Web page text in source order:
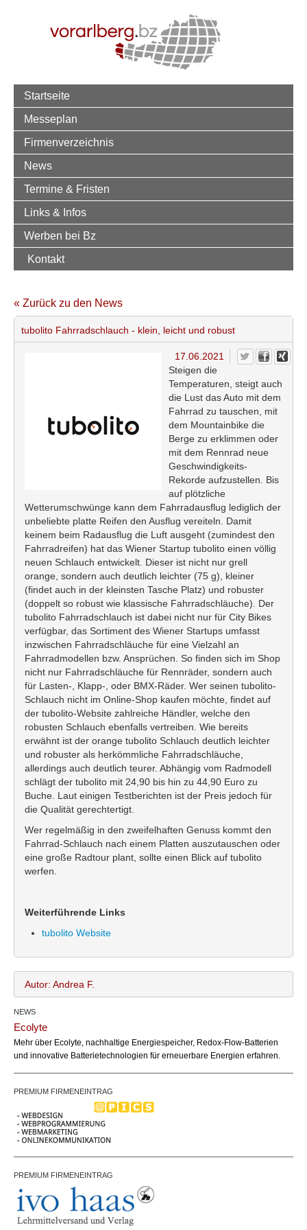
Startseite
Messeplan
Firmenverzeichnis
News
Termine & Fristen
Links & Infos
Werben bei Bz
Kontakt
« Zurück zu den News
tubolito Fahrradschlauch - klein, leicht und robust
17.06.2021
Steigen die
Temperaturen, steigt auch
die Lust das Auto mit dem
Fahrrad zu tauschen, mit
dem Mountainbike die
Berge zu erklimmen oder
mit dem Rennrad neue
Geschwindigkeits-
Rekorde aufzustellen. Bis
auf plötzliche
Wetterumschwünge kann dem Fahrradausflug lediglich der
unbeliebte platte Reifen den Ausflug vereiteln. Damit
keinem beim Radausflug die Luft ausgeht (zumindest den
Fahrradreifen) hat das Wiener Startup tubolito einen völlig
neuen Schlauch entwickelt. Dieser ist nicht nur grell
orange, sondern auch deutlich leichter (75 g), kleiner
(findet auch in der kleinsten Tasche Platz) und robuster
(doppelt so robust wie klassische Fahrradschläuche). Der
tubolito Fahrradschlauch ist dabei nicht nur für City Bikes
verfügbar, das Sortiment des Wiener Startups umfasst
inzwischen Fahrradschläuche für eine Vielzahl an
Fahrradmodellen bzw. Ansprüchen. So finden sich im Shop
nicht nur Fahrradschläuche für Rennräder, sondern auch
für Lasten-, Klapp-, oder BMX-Räder. Wer seinen tubolito-
Schlauch nicht im Online-Shop kaufen möchte, findet auf
der tubolito-Website zahlreiche Händler, welche den
robusten Schlauch ebenfalls vertreiben. Wie bereits
erwähnt ist der orange tubolito Schlauch deutlich leichter
und robuster als herkömmliche Fahrradschläuche,
allerdings auch deutlich teurer. Abhängig vom Radmodell
schlägt der tubolito mit 24,90 bis hin zu 44,90 Euro zu
Buche. Laut einigen Testberichten ist der Preis jedoch für
die Qualität gerechtertigt.
Wer regelmäßig in den zweifelhaften Genuss kommt den
Fahrrad-Schlauch nach einem Platten auszutauschen oder
eine große Radtour plant, sollte einen Blick auf tubolito
werfen.
Weiterführende Links
tubolito Website
Autor: Andrea F.
Email:
NEWS
Ecolyte
Mehr über Ecolyte, nachhaltige Energiespeicher, Redox-Flow-Batterien
und innovative Batterietechnologien für erneuerbare Energien erfahren.
PREMIUM FIRMENEINTRAG
PREMIUM FIRMENEINTRAG